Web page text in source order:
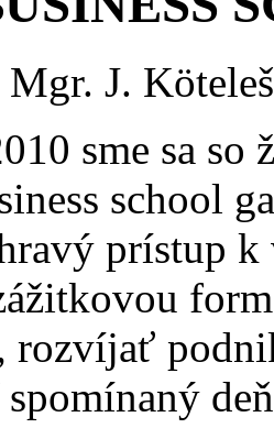
J.
sme sa
school
prístup k
rozvíjať